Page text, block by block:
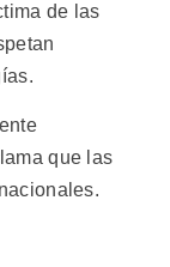
de las
que las